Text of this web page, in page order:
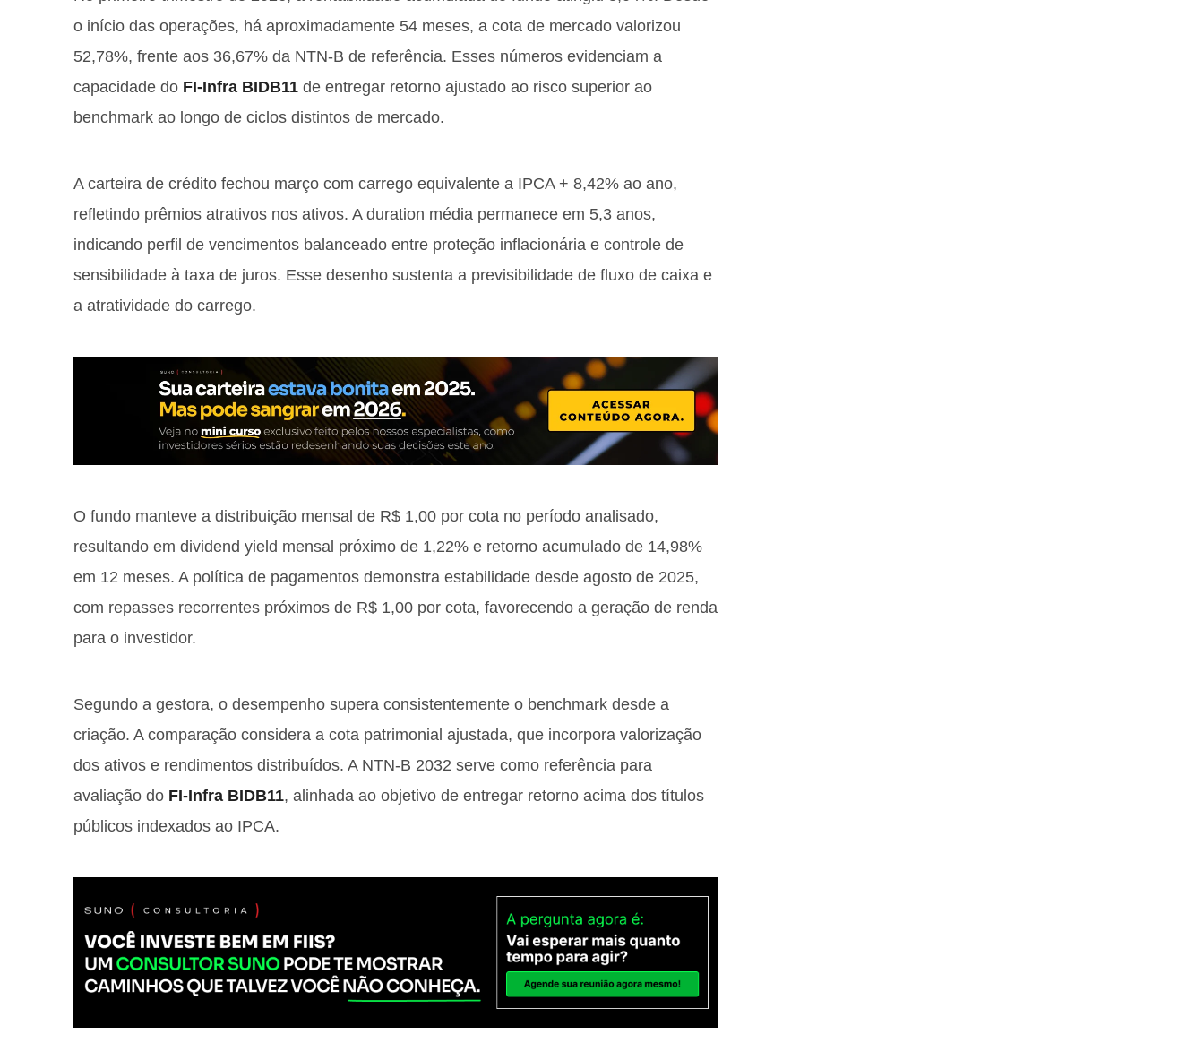
o início das operações, há aproximadamente 54 meses, a cota de mercado valorizou
52,78%, frente aos 36,67% da NTN-B de referência. Esses números evidenciam a
capacidade do FI-Infra BIDB11 de entregar retorno ajustado ao risco superior ao
benchmark ao longo de ciclos distintos de mercado.
A carteira de crédito fechou março com carrego equivalente a IPCA + 8,42% ao ano,
refletindo prêmios atrativos nos ativos. A duration média permanece em 5,3 anos,
indicando perfil de vencimentos balanceado entre proteção inflacionária e controle de
sensibilidade à taxa de juros. Esse desenho sustenta a previsibilidade de fluxo de caixa e
a atratividade do carrego.
O fundo manteve a distribuição mensal de R$ 1,00 por cota no período analisado,
resultando em dividend yield mensal próximo de 1,22% e retorno acumulado de 14,98%
em 12 meses. A política de pagamentos demonstra estabilidade desde agosto de 2025,
com repasses recorrentes próximos de R$ 1,00 por cota, favorecendo a geração de renda
para o investidor.
Segundo a gestora, o desempenho supera consistentemente o benchmark desde a
criação. A comparação considera a cota patrimonial ajustada, que incorpora valorização
dos ativos e rendimentos distribuídos. A NTN-B 2032 serve como referência para
avaliação do FI-Infra BIDB11, alinhada ao objetivo de entregar retorno acima dos títulos
públicos indexados ao IPCA.